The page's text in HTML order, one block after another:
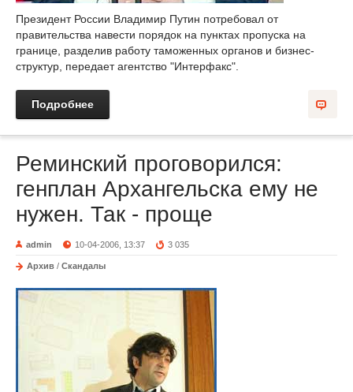
Президент России Владимир Путин потребовал от
правительства навести порядок на пунктах пропуска на
границе, разделив работу таможенных органов и бизнес-
структур, передает агентство "Интерфакс".
Подробнее
Реминский проговорился:
генплан Архангельска ему не
нужен. Так - проще
admin 10-04-2006, 13:37 3 035
Архив / Скандалы